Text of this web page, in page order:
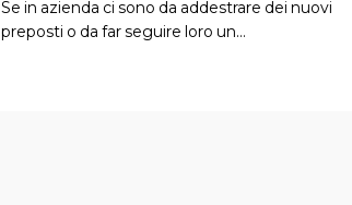
Se in azienda ci sono da addestrare dei nuovi
preposti o da far seguire loro un…